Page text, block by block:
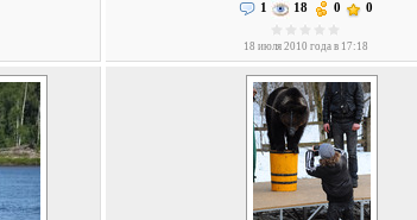
1 18 0 0
18 июля 2010 года в 17:18